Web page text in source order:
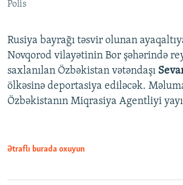
Polis
Rusiya bayrağı təsvir olunan
Novqorod vilayətinin Bor şəhərində
saxlanılan Özbəkistan vətəndaşı
ölkəsinə deportasiya ediləcək.
Özbəkistanın Miqrasiya Agentliyi
Ətraflı burada oxuyun